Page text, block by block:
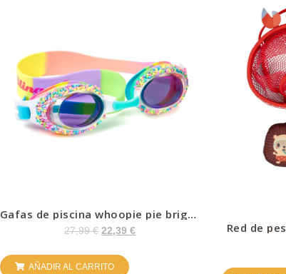
Gafas de piscina whoopie pie bright
– Bling
27,99€ 22,39€
AÑADIR AL CARRITO
Red de